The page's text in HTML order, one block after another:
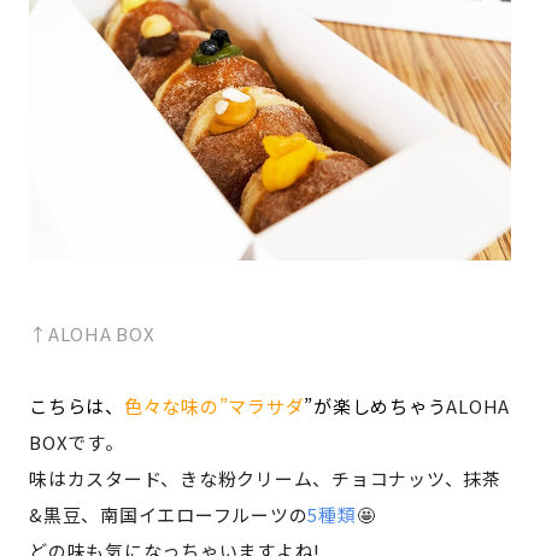
↑ALOHA BOX
こちらは、 色々な味の”マラサダ”が楽しめちゃうALOHA
BOXです。
味はカスタード、きな粉クリーム、チョコナッツ、抹茶
&黒豆、南国イエローフルーツの5種類🤩
どの味も気になっちゃいますよね!